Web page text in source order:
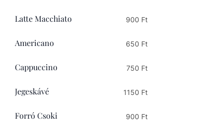
Latte Macchiato 900 Ft
Americano 650 Ft
Cappuccino 750 Ft
Jegeskávé 1150 Ft
Forró Csoki 900 Ft